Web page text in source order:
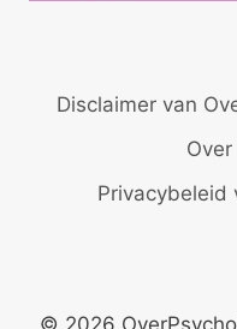
Disclaimer van
Privacybeleid